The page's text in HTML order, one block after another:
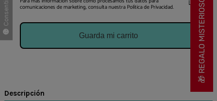
comunicaciones de marketing, consulta nuestra Política de Privacidad.
Guarda mi carrito
Descripción
🎁 REGALO MISTERIOSO